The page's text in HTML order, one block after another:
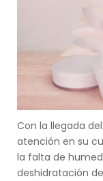
Con la llegada
atención en su
la falta de
deshidratación